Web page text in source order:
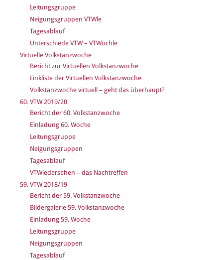
Leitungsgruppe
Neigungsgruppen VTWle
Tagesablauf
Unterschiede VTW – VTWöchle
Virtuelle Volkstanzwoche
Bericht zur Virtuellen Volkstanzwoche
Linkliste der Virtuellen Volkstanzwoche
Volkstanzwoche virtuell – geht das überhaupt?
60. VTW 2019/20
Bericht der 60. Volkstanzwoche
Einladung 60. Woche
Leitungsgruppe
Neigungsgruppen
Tagesablauf
VTWiedersehen – das Nachtreffen
59. VTW 2018/19
Bericht der 59. Volkstanzwoche
Bildergalerie 59. Volkstanzwoche
Einladung 59. Woche
Leitungsgruppe
Neigungsgruppen
Tagesablauf